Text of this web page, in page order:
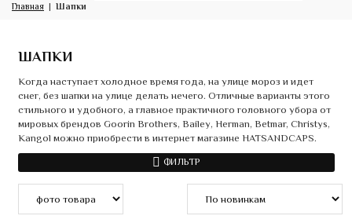
Главная Шапки
ШАПКИ
Когда наступает холодное время года, на улице мороз и идет
снег, без шапки на улице делать нечего. Отличные варианты этого
стильного и удобного, а главное практичного головного убора от
мировых брендов Goorin Brothers, Bailey, Herman, Betmar, Christys,
Kangol можно приобрести в интернет магазине HATSANDCAPS.
ФИЛЬТР